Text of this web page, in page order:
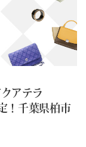
アテラ
！千葉県柏市